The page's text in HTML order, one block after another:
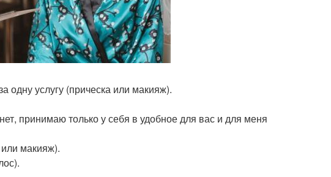
одну услугу (прическа или макияж).
принимаю только у себя в удобное для вас и для меня
макияж).